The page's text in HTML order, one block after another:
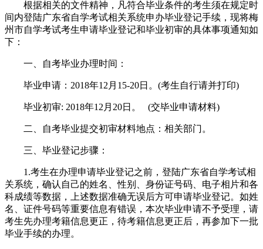
根据相关的文件精神，凡符合毕业条件的考生须在规定时
间内登陆广东省自学考试相关系统申办毕业登记手续，现将梅
州市自学考试考生申请毕业登记和毕业初审的具体事项通知如
下：
一、自考毕业办理时间：
毕业申请：2018年12月15-20日。(考生自行请并打印)
毕业初审: 2018年12月20日。 (交毕业申请材料)
二、自考毕业提交初审材料地点：相关部门。
三、毕业登记步骤：
1.考生在办理申请毕业登记之前，登陆广东省自学考试相
关系统，确认自己的姓名、性别、身份证号码、电子相片和各
科成绩等数据，上述数据准确无误后方可申请毕业登记。如姓
名、证件号码等重要信息有错误，本次毕业申请不予受理，请
考生先办理考籍信息更正，待考籍信息更正后，再参加下一批
毕业手续的办理。